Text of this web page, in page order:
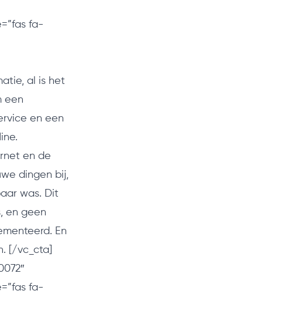
fa-
al is het
een
en een
en de
dingen bij,
was. Dit
en geen
En
[/vc_cta]
fa-